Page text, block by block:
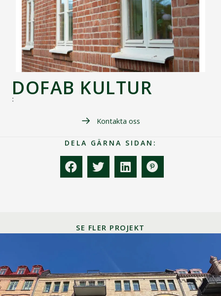
DOFAB KULTUR
:
Kontakta oss
DELA GÄRNA SIDAN:
SE FLER PROJEKT